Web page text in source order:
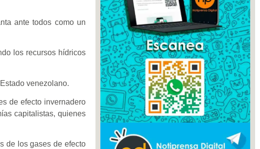
ante todos como un
los recursos hídricos
venezolano.
de efecto invernadero
capitalistas, quienes
de los gases de efecto